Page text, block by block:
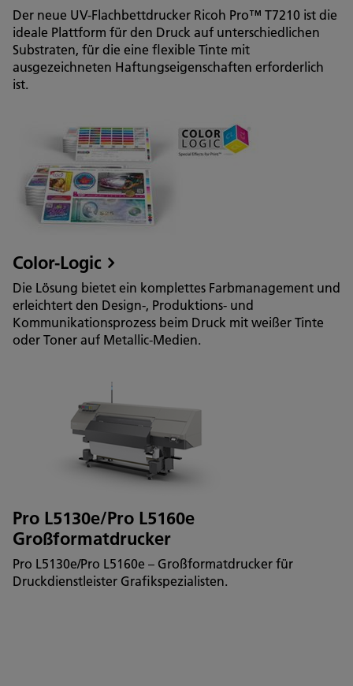
Der neue UV-Flachbettdrucker Ricoh Pro™ T7210 ist die
ideale Plattform für den Druck auf unterschiedlichen
Substraten, für die eine flexible Tinte mit
ausgezeichneten Haftungseigenschaften erforderlich
ist.
Color-Logic
Die Lösung bietet ein komplettes Farbmanagement und
erleichtert den Design-, Produktions- und
Kommunikationsprozess beim Druck mit weißer Tinte
oder Toner auf Metallic-Medien.
Pro L5130e/Pro L5160e
Großformatdrucker
Pro L5130e/Pro L5160e – Großformatdrucker für
Druckdienstleister Grafikspezialisten.